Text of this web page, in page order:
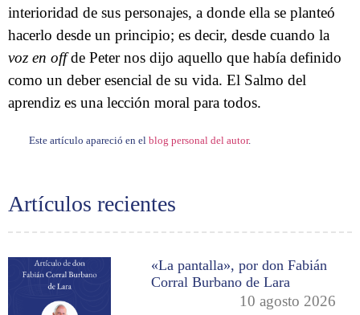
Artículos recientes
«La pantalla», por don Fabián
Corral Burbano de Lara
10 agosto 2026
interioridad de sus personajes, a donde ella se planteó
hacerlo desde un principio; es decir, desde cuando la
voz en offde Peter nos dijo aquello que había definido
como un deber esencial de su vida. El Salmo del
aprendiz es una lección moral para todos.
Este artículo apareció en el blog personal del autor.